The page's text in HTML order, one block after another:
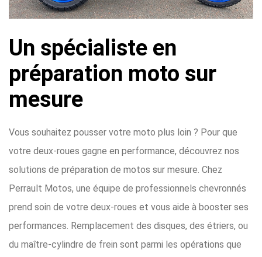
Un spécialiste en
préparation moto sur
mesure
Vous souhaitez pousser votre moto plus loin ? Pour que
votre deux-roues gagne en performance, découvrez nos
solutions de préparation de motos sur mesure. Chez
Perrault Motos, une équipe de professionnels chevronnés
prend soin de votre deux-roues et vous aide à booster ses
performances. Remplacement des disques, des étriers, ou
du maître-cylindre de frein sont parmi les opérations que